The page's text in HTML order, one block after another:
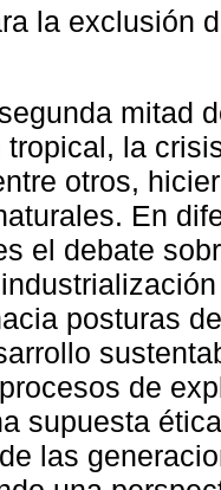
la exclusión
mitad
tropical, la
otros,
En
el debate
posturas
de
supuesta
las